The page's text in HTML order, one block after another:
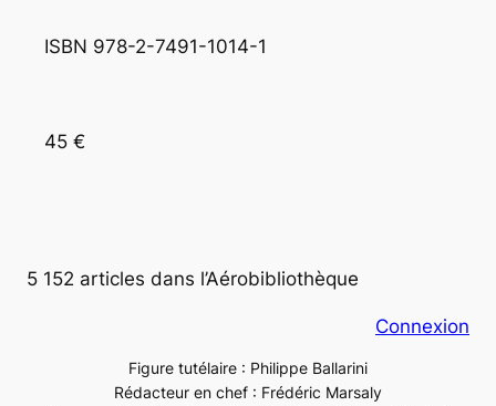
ISBN 978-2-7491-1014-1
45 €
5 152 articles dans l’Aérobibliothèque
Connexion
Figure tutélaire : Philippe Ballarini
Rédacteur en chef : Frédéric Marsaly